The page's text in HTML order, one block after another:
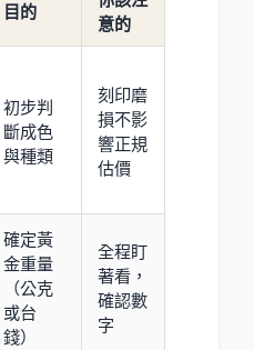
目的
意的
初步判
斷成色
與種類
刻印磨
損不影
響正規
估價
確定黃
金重量
（公克
或台
錢）
全程盯
著看，
確認數
字